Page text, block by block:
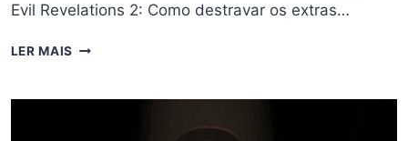
Evil Revelations 2: Como destravar os extras…
LER MAIS RESIDENT
2